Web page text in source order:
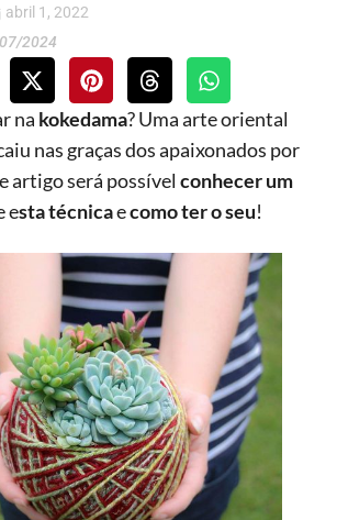
abril 1, 2022
2024
na kokedama? Uma arte oriental
nas graças dos apaixonados por
artigo será possível conhecer um
esta técnicaecomo ter o seu!